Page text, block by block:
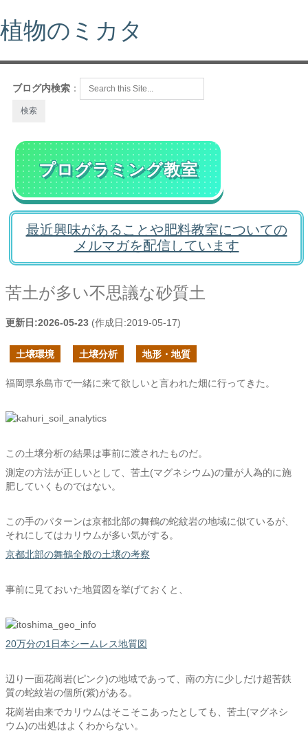
植物のミカタ
ブログ内検索 ：
プログラミング教室
最近興味があることや肥料教室についての
メルマガを配信しています
苦土が多い不思議な砂質土
更新日:2026-05-23 (作成日:2019-05-17)
土壌環境 土壌分析 地形・地質
福岡県糸島市で一緒に来て欲しいと言われた畑に行ってきた。
この土壌分析の結果は事前に渡されたものだ。
測定の方法が正しいとして、苦土(マグネシウム)の量が人為的に施
肥していくものではない。
この手のパターンは京都北部の舞鶴の蛇紋岩の地域に似ているが、
それにしてはカリウムが多い気がする。
京都北部の舞鶴全般の土壌の考察
事前に見ておいた地質図を挙げておくと、
20万分の1日本シームレス地質図
辺り一面花崗岩(ピンク)の地域であって、南の方に少しだけ超苦鉄
質の蛇紋岩の個所(紫)がある。
花崗岩由来でカリウムはそこそこあったとしても、苦土(マグネシ
ウム)の出処はよくわからない。